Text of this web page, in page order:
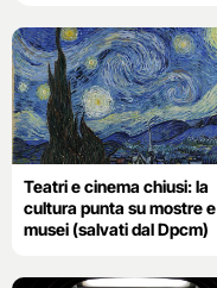
Teatri e cinema chiusi: la
cultura punta su mostre e
musei (salvati dal Dpcm)